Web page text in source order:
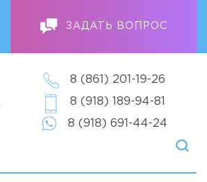
ЗАДАТЬ ВОПРОС
8 (861) 201-19-26
8 (918) 189-94-81
8 (918) 691-44-24